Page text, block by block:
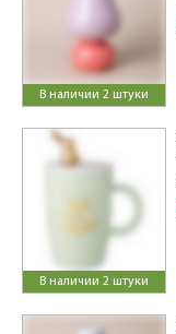
В наличии 2 штуки
В наличии 2 штуки